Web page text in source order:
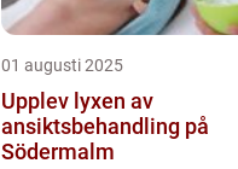
01 augusti 2025
Upplev lyxen av
ansiktsbehandling på
Södermalm